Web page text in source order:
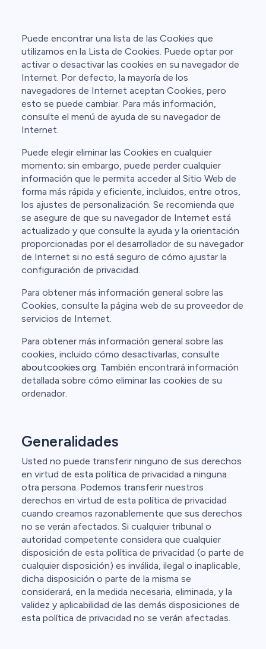
Puede encontrar una lista de las Cookies que
utilizamos en la Lista de Cookies. Puede optar por
activar o desactivar las cookies en su navegador de
Internet. Por defecto, la mayoría de los
navegadores de Internet aceptan Cookies, pero
esto se puede cambiar. Para más información,
consulte el menú de ayuda de su navegador de
Internet.
Puede elegir eliminar las Cookies en cualquier
momento; sin embargo, puede perder cualquier
información que le permita acceder al Sitio Web de
forma más rápida y eficiente, incluidos, entre otros,
los ajustes de personalización. Se recomienda que
se asegure de que su navegador de Internet está
actualizado y que consulte la ayuda y la orientación
proporcionadas por el desarrollador de su navegador
de Internet si no está seguro de cómo ajustar la
configuración de privacidad.
Para obtener más información general sobre las
Cookies, consulte la página web de su proveedor de
servicios de Internet.
Para obtener más información general sobre las
cookies, incluido cómo desactivarlas, consulte
aboutcookies.org. También encontrará información
detallada sobre cómo eliminar las cookies de su
ordenador.
Generalidades
Usted no puede transferir ninguno de sus derechos
en virtud de esta política de privacidad a ninguna
otra persona. Podemos transferir nuestros
derechos en virtud de esta política de privacidad
cuando creamos razonablemente que sus derechos
no se verán afectados. Si cualquier tribunal o
autoridad competente considera que cualquier
disposición de esta política de privacidad (o parte de
cualquier disposición) es inválida, ilegal o inaplicable,
dicha disposición o parte de la misma se
considerará, en la medida necesaria, eliminada, y la
validez y aplicabilidad de las demás disposiciones de
esta política de privacidad no se verán afectadas.